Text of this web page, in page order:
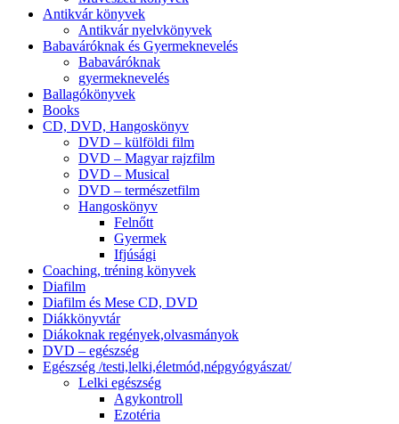
Antikvár könyvek
Antikvár nyelvkönyvek
Babaváróknak és Gyermeknevelés
Babaváróknak
gyermeknevelés
Ballagókönyvek
Books
CD, DVD, Hangoskönyv
DVD – külföldi film
DVD – Magyar rajzfilm
DVD – Musical
DVD – természetfilm
Hangoskönyv
Felnőtt
Gyermek
Ifjúsági
Coaching, tréning könyvek
Diafilm
Diafilm és Mese CD, DVD
Diákkönyvtár
Diákoknak regények,olvasmányok
DVD – egészség
Egészség /testi,lelki,életmód,népgyógyászat/
Lelki egészség
Agykontroll
Ezotéria